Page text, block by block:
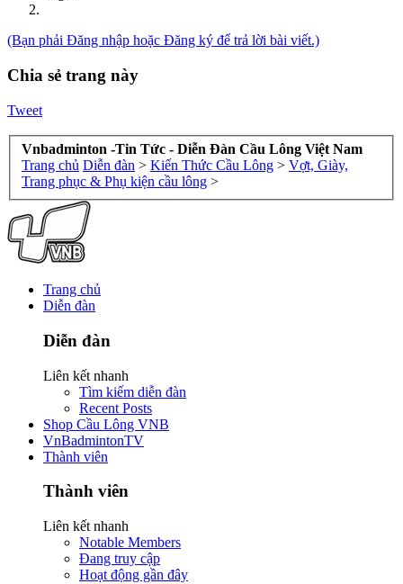
(Bạn phải Đăng nhập hoặc Đăng ký để trả lời bài viết.)
Chia sẻ trang này
Tweet
Vnbadminton -Tin Tức - Diễn Đàn Cầu Lông Việt Nam
Trang chủ Diễn đàn > Kiến Thức Cầu Lông > Vợt, Giày,
Trang phục & Phụ kiện cầu lông >
Trang chủ
Diễn đàn
Diễn đàn
Liên kết nhanh
Tìm kiếm diễn đàn
Recent Posts
Shop Cầu Lông VNB
VnBadmintonTV
Thành viên
Thành viên
Liên kết nhanh
Notable Members
Đang truy cập
Hoạt động gần đây